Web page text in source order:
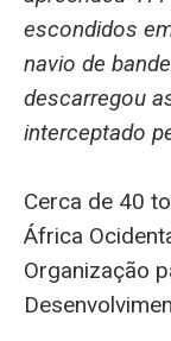
escondidos
navio de
descarregou
interceptado
Cerca de 40
África
Organização